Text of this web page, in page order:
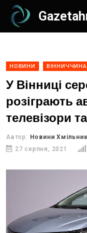
НОВИНИ ВІННИЧЧИНА
У Вінниці
розіграють
телевізори
Автор: Новини
27 серпня, 2021